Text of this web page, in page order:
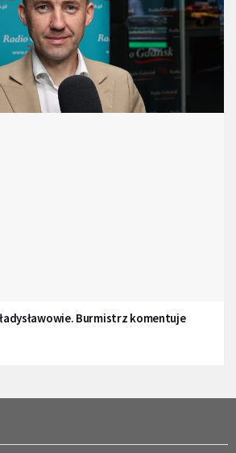
Burmistrz komentuje